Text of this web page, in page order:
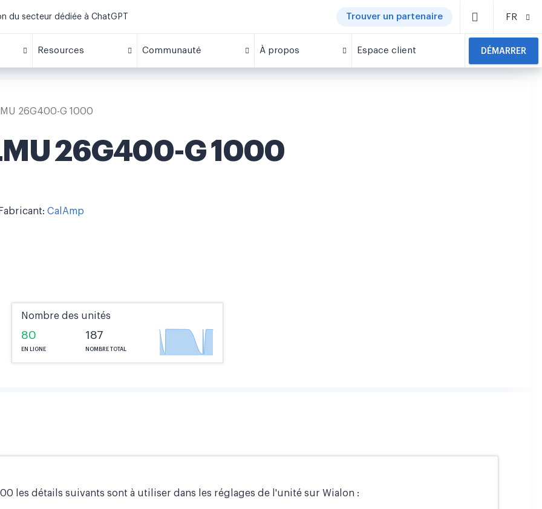
du secteur dédiée à ChatGPT Trouver un partenaire FR
Resources Communauté À propos Espace client DÉMARRER
26G400-G 1000
26G400-G 1000
CalAmp
Nombre des unités
80
EN LIGNE
187
NOMBRE TOTAL
les détails suivants sont à utiliser dans les réglages de l'unité sur Wialon :